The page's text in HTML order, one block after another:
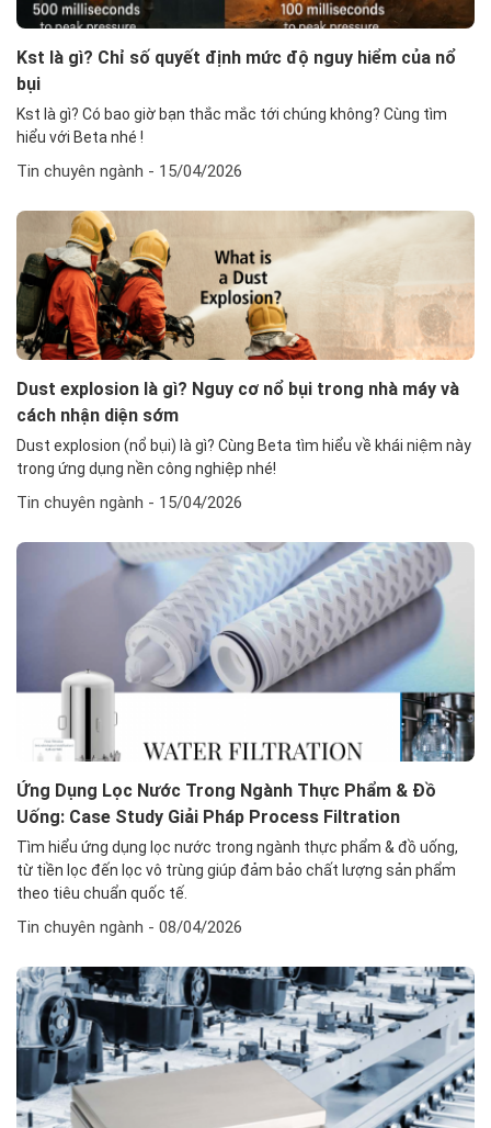
Kst là gì? Chỉ số quyết định mức độ nguy hiểm của nổ
bụi
Kst là gì? Có bao giờ bạn thắc mắc tới chúng không? Cùng tìm
hiểu với Beta nhé !
Tin chuyên ngành - 15/04/2026
Dust explosion là gì? Nguy cơ nổ bụi trong nhà máy và
cách nhận diện sớm
Dust explosion (nổ bụi) là gì? Cùng Beta tìm hiểu về khái niệm này
trong ứng dụng nền công nghiệp nhé!
Tin chuyên ngành - 15/04/2026
Ứng Dụng Lọc Nước Trong Ngành Thực Phẩm & Đồ
Uống: Case Study Giải Pháp Process Filtration
Tìm hiểu ứng dụng lọc nước trong ngành thực phẩm & đồ uống,
từ tiền lọc đến lọc vô trùng giúp đảm bảo chất lượng sản phẩm
theo tiêu chuẩn quốc tế.
Tin chuyên ngành - 08/04/2026